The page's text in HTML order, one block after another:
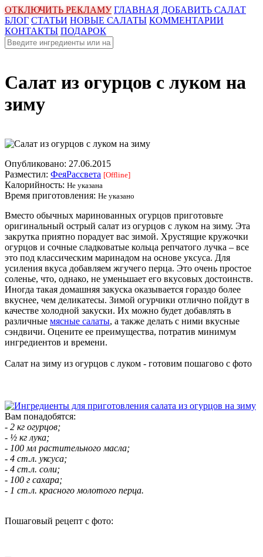
ОТКЛЮЧИТЬ РЕКЛАМУ ГЛАВНАЯ ДОБАВИТЬ САЛАТ
БЛОГ СТАТЬИ НОВЫЕ САЛАТЫ КОММЕНТАРИИ
КОНТАКТЫ ПОДАРОК
Салат из огурцов с луком на
зиму
Опубликовано: 27.06.2015
Разместил: ФеяРассвета [Offline]
Калорийность: Не указана
Время приготовления: Не указано
Вместо обычных маринованных огурцов приготовьте
оригинальный острый салат из огурцов с луком на зиму. Эта
закрутка приятно порадует вас зимой. Хрустящие кружочки
огурцов и сочные сладковатые кольца репчатого лучка – все
это под классическим маринадом на основе уксуса. Для
усиления вкуса добавляем жгучего перца. Это очень простое
соленье, что, однако, не уменьшает его вкусовых достоинств.
Иногда такая домашняя закуска оказывается гораздо более
вкуснее, чем деликатесы. Зимой огурчики отлично пойдут в
качестве холодной закуски. Их можно будет добавлять в
различные мясные салаты, а также делать с ними вкусные
сэндвичи. Оцените ее преимущества, потратив минимум
ингредиентов и времени.
Салат на зиму из огурцов с луком - готовим пошагово с фото
Вам понадобятся:
- 2 кг огурцов;
- ½ кг лука;
- 100 мл растительного масла;
- 4 ст.л. уксуса;
- 4 ст.л. соли;
- 100 г сахара;
- 1 ст.л. красного молотого перца.
Пошаговый рецепт с фото: